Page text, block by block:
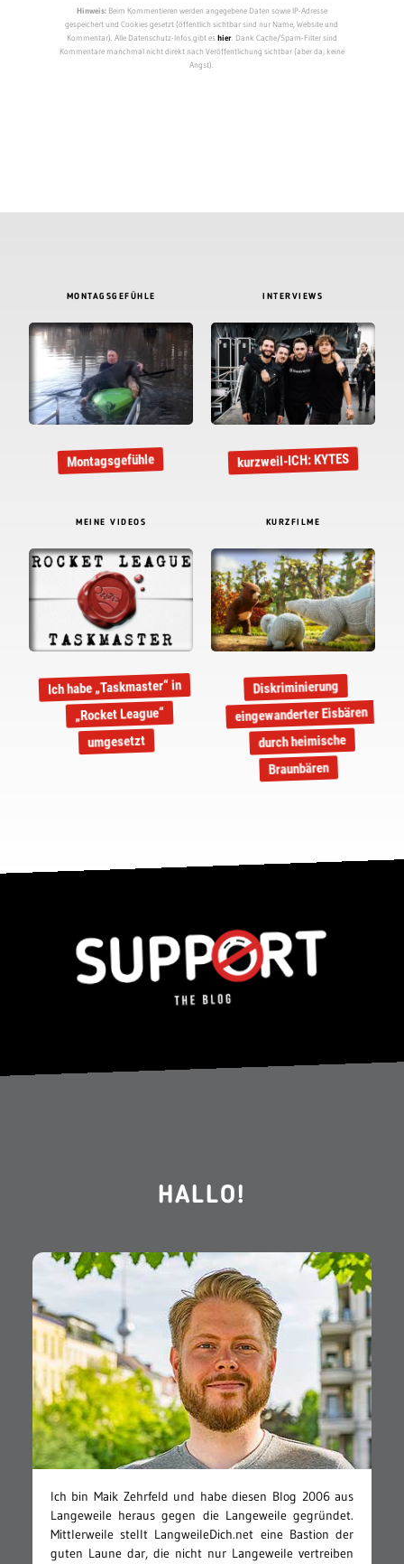
Hinweis:Beim Kommentieren werden angegebene Daten sowie IP-Adresse
gespeichert und Cookies gesetzt (öffentlich sichtbar sind nur Name, Website und
Kommentar). Alle Datenschutz-Infos gibt eshier. Dank Cache/Spam-Filter sind
Kommentare manchmal nicht direkt nach Veröffentlichung sichtbar (aber da, keine
Angst).
MONTAGSGEFÜHLE
Montagsgefühle
INTERVIEWS
kurzweil-ICH: KYTES
MEINE VIDEOS
Ich habe „Taskmaster“ in
„Rocket League“
umgesetzt
KURZFILME
Diskriminierung
eingewanderter Eisbären
durch heimische
Braunbären
HALLO!
Ich bin Maik Zehrfeld und habe diesen Blog 2006 aus
Langeweile heraus gegen die Langeweile gegründet.
Mittlerweile stellt LangweileDich.net eine Bastion der
guten Laune dar, die nicht nur Langeweile vertreiben